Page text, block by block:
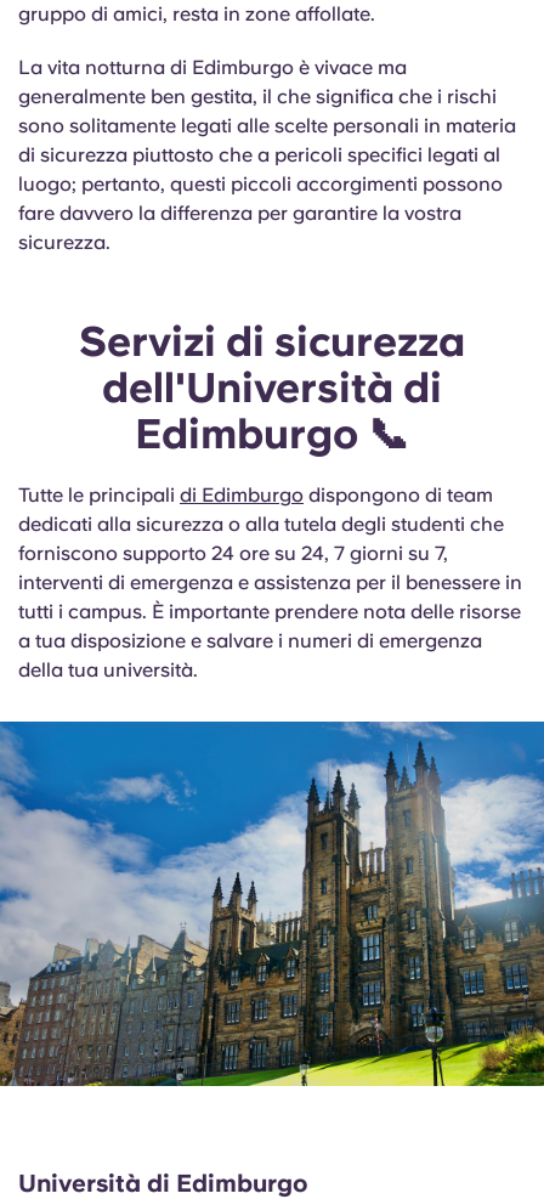
gruppo di amici, resta in zone affollate.
La vita notturna di Edimburgo è vivace ma
generalmente ben gestita, il che significa che i rischi
sono solitamente legati alle scelte personali in materia
di sicurezza piuttosto che a pericoli specifici legati al
luogo; pertanto, questi piccoli accorgimenti possono
fare davvero la differenza per garantire la vostra
sicurezza.
Servizi di sicurezza
dell'Università di
Edimburgo 📞
Tutte le principali di Edimburgo dispongono di team
dedicati alla sicurezza o alla tutela degli studenti che
forniscono supporto 24 ore su 24, 7 giorni su 7,
interventi di emergenza e assistenza per il benessere in
tutti i campus. È importante prendere nota delle risorse
a tua disposizione e salvare i numeri di emergenza
della tua università.
Università di Edimburgo